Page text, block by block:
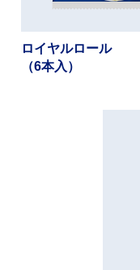
ロイヤルロール
（6本入）​